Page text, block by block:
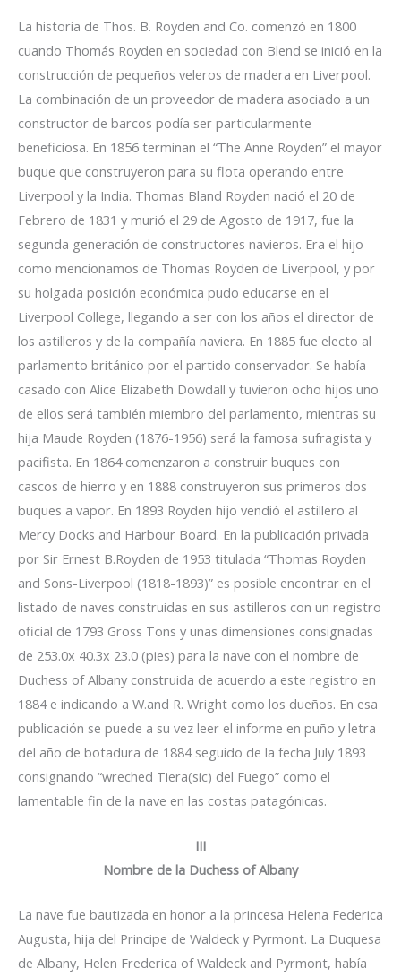
La historia de Thos. B. Royden and Co. comenzó en 1800
cuando Thomás Royden en sociedad con Blend se inició en la
construcción de pequeños veleros de madera en Liverpool.
La combinación de un proveedor de madera asociado a un
constructor de barcos podía ser particularmente
beneficiosa. En 1856 terminan el “The Anne Royden” el mayor
buque que construyeron para su flota operando entre
Liverpool y la India. Thomas Bland Royden nació el 20 de
Febrero de 1831 y murió el 29 de Agosto de 1917, fue la
segunda generación de constructores navieros. Era el hijo
como mencionamos de Thomas Royden de Liverpool, y por
su holgada posición económica pudo educarse en el
Liverpool College, llegando a ser con los años el director de
los astilleros y de la compañía naviera. En 1885 fue electo al
parlamento británico por el partido conservador. Se había
casado con Alice Elizabeth Dowdall y tuvieron ocho hijos uno
de ellos será también miembro del parlamento, mientras su
hija Maude Royden (1876-1956) será la famosa sufragista y
pacifista. En 1864 comenzaron a construir buques con
cascos de hierro y en 1888 construyeron sus primeros dos
buques a vapor. En 1893 Royden hijo vendió el astillero al
Mercy Docks and Harbour Board. En la publicación privada
por Sir Ernest B.Royden de 1953 titulada “Thomas Royden
and Sons-Liverpool (1818-1893)” es posible encontrar en el
listado de naves construidas en sus astilleros con un registro
oficial de 1793 Gross Tons y unas dimensiones consignadas
de 253.0x 40.3x 23.0 (pies) para la nave con el nombre de
Duchess of Albany construida de acuerdo a este registro en
1884 e indicando a W.and R. Wright como los dueños. En esa
publicación se puede a su vez leer el informe en puño y letra
del año de botadura de 1884 seguido de la fecha July 1893
consignando “wreched Tiera(sic) del Fuego” como el
lamentable fin de la nave en las costas patagónicas.
III
Nombre de la Duchess of Albany
La nave fue bautizada en honor a la princesa Helena Federica
Augusta, hija del Principe de Waldeck y Pyrmont. La Duquesa
de Albany, Helen Frederica of Waldeck and Pyrmont, había